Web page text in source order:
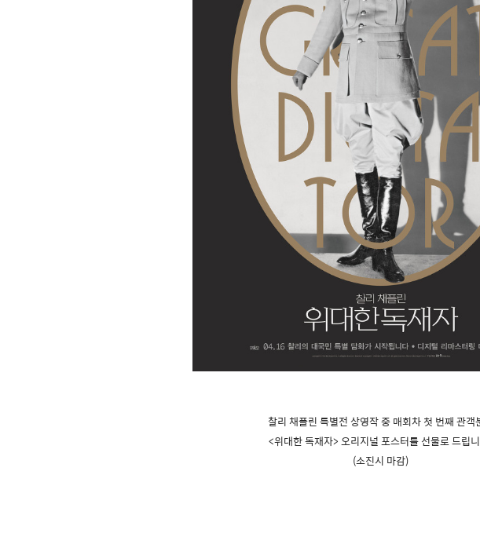
찰리 채플린 특별전 상영작 중매회차 첫 번째 관객
<위대한 독재자> 오리지널 포스터를 선물로 드립
(소진시 마감)